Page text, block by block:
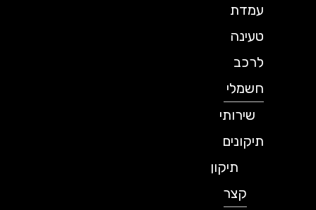
עמדת
טעינה
לרכב
חשמלי
שירותי
תיקונים
תיקון